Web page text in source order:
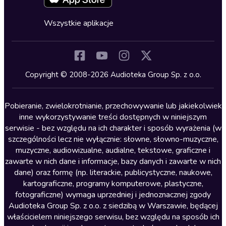
Kryminały
Lektury szkolne
Literatura anglojęzyczna
Literatura faktu
Literatura obyczajowa
Literatura piękna obca
Literatura piękna polska
Nagrania relaksacyjne
Nauka języków
Cykle audiobooków
Wszystkie aplikacje
Copyright © 2008-2026 Audioteka Group Sp. z o.o.
Pobieranie, zwielokrotnianie, przechowywanie lub jakiekolwiek
inne wykorzystywanie treści dostępnych w niniejszym
serwisie - bez względu na ich charakter i sposób wyrażenia (w
szczególności lecz nie wyłącznie: słowne, słowno-muzyczne,
muzyczne, audiowizualne, audialne, tekstowe, graficzne i
zawarte w nich dane i informacje, bazy danych i zawarte w nich
dane) oraz formę (np. literackie, publicystyczne, naukowe,
kartograficzne, programy komputerowe, plastyczne,
fotograficzne) wymaga uprzedniej i jednoznacznej zgody
Audioteka Group Sp. z o.o. z siedzibą w Warszawie, będącej
właścicielem niniejszego serwisu, bez względu na sposób ich